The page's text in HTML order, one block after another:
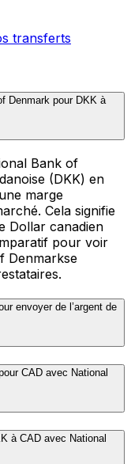
transferts
Denmark pour DKK à
Bank of
(DKK) en
marge
Cela signifie
Dollar canadien
pour voir
Denmarkse
envoyer de l’argent de
CAD avec National
à CAD avec National